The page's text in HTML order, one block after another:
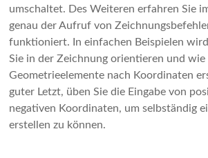
umschaltet. Des Weiteren erfahren Sie
genau der Aufruf von
funktioniert. In einfachen Beispielen
Sie in der Zeichnung orientieren und wie
Geometrieelemente nach Koordinaten
guter Letzt, üben Sie die Eingabe von
negativen Koordinaten, um selbständig
erstellen zu können.